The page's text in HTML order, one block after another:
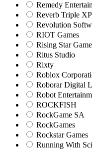
Remedy
Reverb Triple XP
Revolution
RIOT Games
Rising Star
Ritus Studio
Rixty
Roblox
Roborar Digital
Robot
ROCKFISH
RockGame SA
RockGames
Rockstar Games
Running With